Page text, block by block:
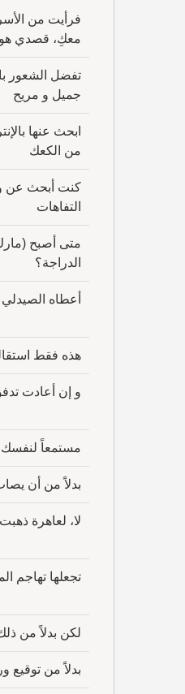
فرأيت من
معكِ، قصدي
تفضل الشعور
جميل و مريح
ابحث عنها
من الكعك
كنت أبحث عن
التفاهات
متى أصبح
الدراجة؟
أعطاه
هذه فقط
و إن أعادت
مستمعاً لنفسك
بدلاً من أن
لا، لعاهرة
تجعلها تهاجم
لكن بدلاً من
بدلاً من توقيع